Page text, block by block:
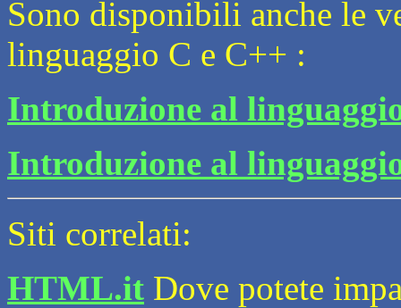
Sono disponibili anche le
linguaggio C e C++ :
Introduzione al
Introduzione al
Siti correlati:
HTML.it Dove potete